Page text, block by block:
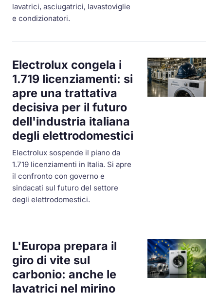
lavatrici, asciugatrici, lavastoviglie
e condizionatori.
Electrolux congela i
1.719 licenziamenti: si
apre una trattativa
decisiva per il futuro
dell'industria italiana
degli elettrodomestici
Electrolux sospende il piano da
1.719 licenziamenti in Italia. Si apre
il confronto con governo e
sindacati sul futuro del settore
degli elettrodomestici.
L'Europa prepara il
giro di vite sul
carbonio: anche le
lavatrici nel mirino